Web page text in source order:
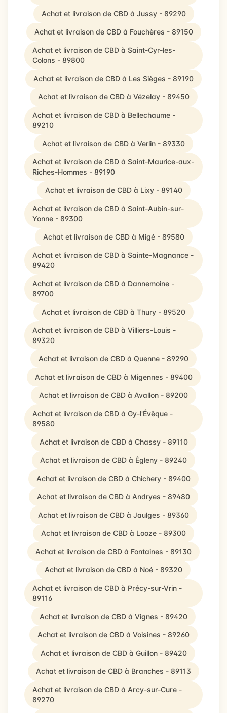
Achat et livraison de CBD à Jussy - 89290
Achat et livraison de CBD à Fouchères - 89150
Achat et livraison de CBD à Saint-Cyr-les-
Colons - 89800
Achat et livraison de CBD à Les Sièges - 89190
Achat et livraison de CBD à Vézelay - 89450
Achat et livraison de CBD à Bellechaume -
89210
Achat et livraison de CBD à Verlin - 89330
Achat et livraison de CBD à Saint-Maurice-aux-
Riches-Hommes - 89190
Achat et livraison de CBD à Lixy - 89140
Achat et livraison de CBD à Saint-Aubin-sur-
Yonne - 89300
Achat et livraison de CBD à Migé - 89580
Achat et livraison de CBD à Sainte-Magnance -
89420
Achat et livraison de CBD à Dannemoine -
89700
Achat et livraison de CBD à Thury - 89520
Achat et livraison de CBD à Villiers-Louis -
89320
Achat et livraison de CBD à Quenne - 89290
Achat et livraison de CBD à Migennes - 89400
Achat et livraison de CBD à Avallon - 89200
Achat et livraison de CBD à Gy-l'Évêque -
89580
Achat et livraison de CBD à Chassy - 89110
Achat et livraison de CBD à Égleny - 89240
Achat et livraison de CBD à Chichery - 89400
Achat et livraison de CBD à Andryes - 89480
Achat et livraison de CBD à Jaulges - 89360
Achat et livraison de CBD à Looze - 89300
Achat et livraison de CBD à Fontaines - 89130
Achat et livraison de CBD à Noé - 89320
Achat et livraison de CBD à Précy-sur-Vrin -
89116
Achat et livraison de CBD à Vignes - 89420
Achat et livraison de CBD à Voisines - 89260
Achat et livraison de CBD à Guillon - 89420
Achat et livraison de CBD à Branches - 89113
Achat et livraison de CBD à Arcy-sur-Cure -
89270